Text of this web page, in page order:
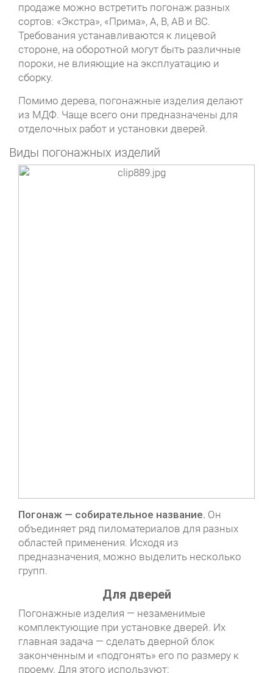
продаже можно встретить погонаж разных
сортов: «Экстра», «Прима», А, В, АВ и ВС.
Требования устанавливаются к лицевой
стороне, на оборотной могут быть различные
пороки, не влияющие на эксплуатацию и
сборку.
Помимо дерева, погонажные изделия делают
из МДФ. Чаще всего они предназначены для
отделочных работ и установки дверей.
Виды погонажных изделий
Погонаж — собирательное название. Он
объединяет ряд пиломатериалов для разных
областей применения. Исходя из
предназначения, можно выделить несколько
групп.
Для дверей
Погонажные изделия — незаменимые
комплектующие при установке дверей. Их
главная задача — сделать дверной блок
законченным и «подгонять» его по размеру к
проему. Для этого используют: